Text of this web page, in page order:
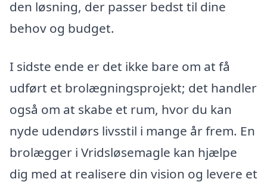
den løsning, der passer bedst til dine
behov og budget.
I sidste ende er det ikke bare om at få
udført et brolægningsprojekt; det handler
også om at skabe et rum, hvor du kan
nyde udendørs livsstil i mange år frem. En
brolægger i Vridsløsemagle kan hjælpe
dig med at realisere din vision og levere et